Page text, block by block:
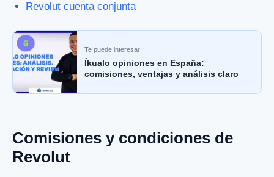
Revolut cuenta conjunta
Te puede interesar:
Íkualo opiniones en España:
comisiones, ventajas y análisis claro
Comisiones y condiciones de
Revolut